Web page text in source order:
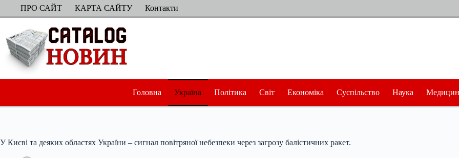
ПерейтиПРО САЙТ КАРТА САЙТУ Контакти
Головна Україна Політика Світ Економіка Суспільство Наука
У Києві та деяких областях України – сигнал повітряної небезпеки через загрозу балістичних ракет.